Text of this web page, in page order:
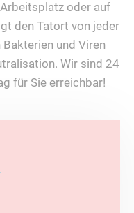
oder auf
den Tatort von jeder
und Viren
Wir sind 24
für Sie erreichbar!